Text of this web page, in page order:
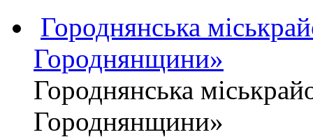
Городнянська
Городнянщини»
Городнянська
Городнянщини»